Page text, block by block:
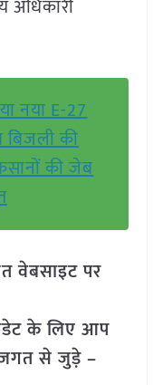
अधिकारी
नया E-27
बिजली की
की जेब
वेबसाइट पर
के लिए आप
से जुड़े –